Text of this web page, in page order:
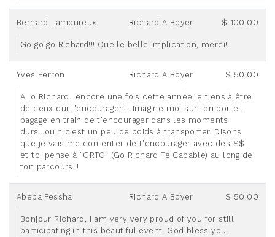
Bernard Lamoureux Richard A Boyer $ 100.00
Go go go Richard!!! Quelle belle implication, merci!
Yves Perron Richard A Boyer $ 50.00
Allo Richard...encore une fois cette année je tiens à être
de ceux qui t'encouragent. Imagine moi sur ton porte-
bagage en train de t'encourager dans les moments
durs...ouin c'est un peu de poids à transporter. Disons
que je vais me contenter de t'encourager avec des $$
et toi pense à "GRTC" (Go Richard Té Capable) au long de
ton parcours!!!
Abeba Fessha Richard A Boyer $ 50.00
Bonjour Richard, I am very very proud of you for still
participating in this beautiful event. God bless you.